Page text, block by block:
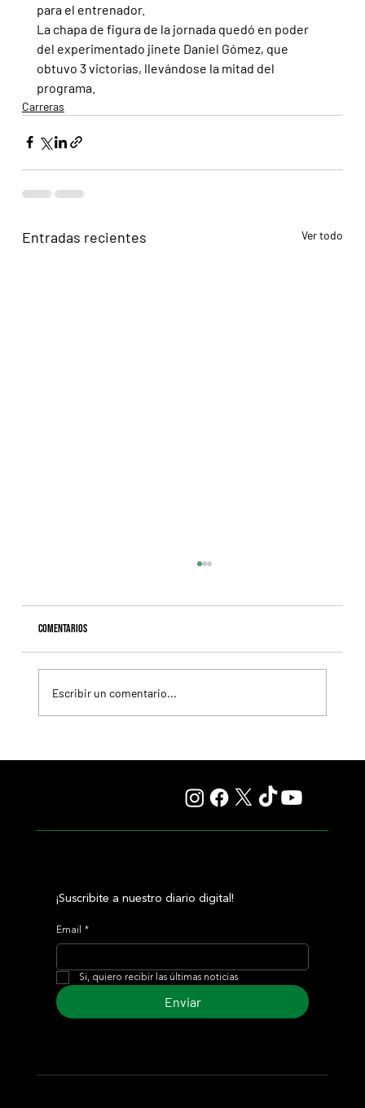
para el entrenador.
La chapa de figura de la jornada quedó en poder
del experimentado jinete Daniel Gómez, que
obtuvo 3 victorias, llevándose la mitad del
programa.
Carreras
Entradas recientes Ver todo
Comentarios
Escribir un comentario...
¡Suscribite a nuestro diario digital!
Email *
Si, quiero recibir las últimas noticias
Enviar